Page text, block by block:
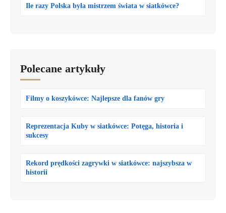
Ile razy Polska była mistrzem świata w siatkówce?
Polecane artykuły
Filmy o koszykówce: Najlepsze dla fanów gry
Reprezentacja Kuby w siatkówce: Potęga, historia i
sukcesy
Rekord prędkości zagrywki w siatkówce: najszybsza w
historii